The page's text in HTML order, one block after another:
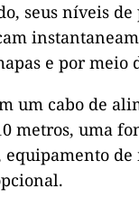
seus níveis
e por meio
um cabo de
metros, uma
equipamento de